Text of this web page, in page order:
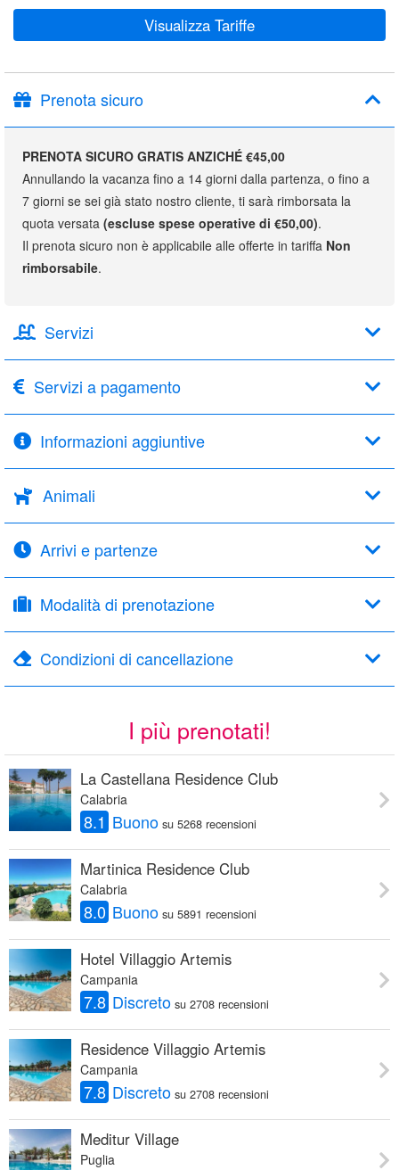
Visualizza Tariffe
Prenota sicuro
PRENOTA SICURO GRATIS ANZICHÉ €45,00
Annullando la vacanza fino a 14 giorni dalla partenza, o fino a
7 giorni se sei già stato nostro cliente, ti sarà rimborsata la
quota versata (escluse spese operative di €50,00).
Il prenota sicuro non è applicabile alle offerte in tariffa Non
rimborsabile.
Servizi
Servizi a pagamento
Informazioni aggiuntive
Animali
Arrivi e partenze
Modalità di prenotazione
Condizioni di cancellazione
I più prenotati!
La Castellana Residence Club
Calabria
8.1 Buono su 5268 recensioni
Martinica Residence Club
Calabria
8.0 Buono su 5891 recensioni
Hotel Villaggio Artemis
Campania
7.8 Discreto su 2708 recensioni
Residence Villaggio Artemis
Campania
7.8 Discreto su 2708 recensioni
Meditur Village
Puglia